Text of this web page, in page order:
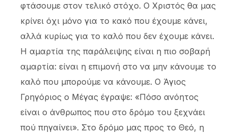
φτάσουμε στον τελικό στόχο. Ο Χριστός θα μας
κρίνει όχι μόνο για το κακό που έχουμε κάνει,
αλλά κυρίως για το καλό που δεν έχουμε κάνει.
Η αμαρτία της παράλειψης είναι η πιο σοβαρή
αμαρτία: είναι η επιμονή στο να μην κάνουμε το
καλό που μπορούμε να κάνουμε. Ο Άγιος
Γρηγόριος ο Μέγας έγραψε: «Πόσο ανόητος
είναι ο άνθρωπος που στο δρόμο του ξεχνάει
πού πηγαίνει». Στο δρόμο μας προς το Θεό, η